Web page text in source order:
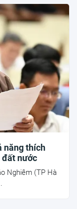
năng thích
đất nước
Nghiêm (TP Hà